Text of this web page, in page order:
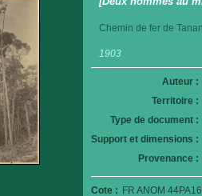
Chemin de fer de
1903
Auteur :
Territoire :
Type de document :
Support et dimensions :
Provenance :
Cote : FR ANOM